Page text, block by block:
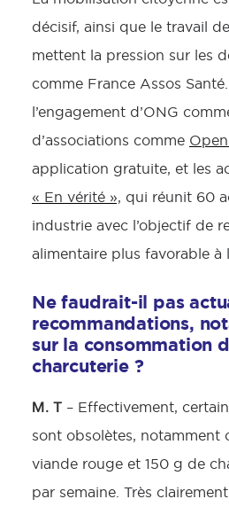
décisif, ainsi que le travail
mettent la pression sur les
comme France Assos
l’engagement d’ONG
d’associations comme
application gratuite, et les
« En vérité », qui réunit 60
industrie avec l’objectif de
alimentaire plus favorable à
Ne faudrait-il pas
recommandations,
sur la consommation
charcuterie ?
M. T – Effectivement,
sont obsolètes, notamment
viande rouge et 150 g de
par semaine. Très